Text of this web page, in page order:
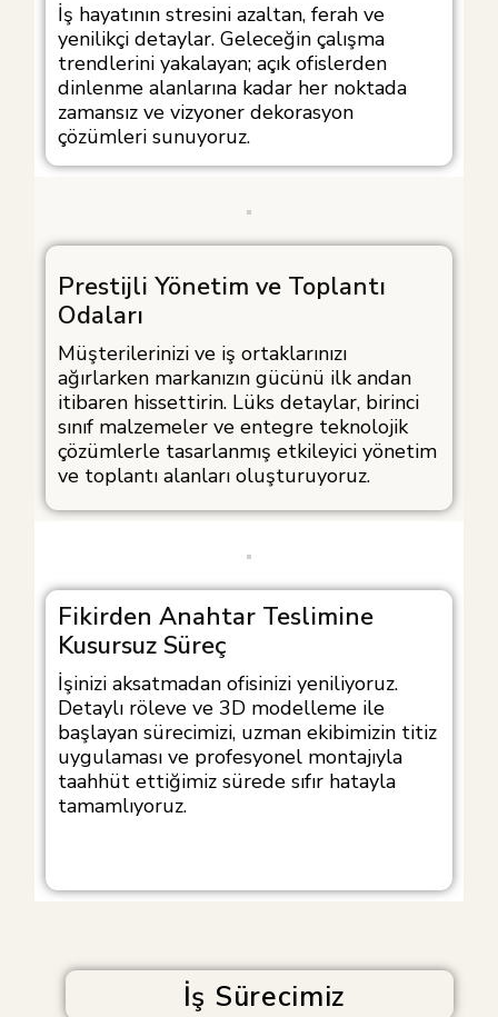
İş hayatının stresini azaltan, ferah ve
yenilikçi detaylar. Geleceğin çalışma
trendlerini yakalayan; açık ofislerden
dinlenme alanlarına kadar her noktada
zamansız ve vizyoner dekorasyon
çözümleri sunuyoruz.
Prestijli Yönetim ve Toplantı
Odaları
Müşterilerinizi ve iş ortaklarınızı
ağırlarken markanızın gücünü ilk andan
itibaren hissettirin. Lüks detaylar, birinci
sınıf malzemeler ve entegre teknolojik
çözümlerle tasarlanmış etkileyici yönetim
ve toplantı alanları oluşturuyoruz.
Fikirden Anahtar Teslimine
Kusursuz Süreç
İşinizi aksatmadan ofisinizi yeniliyoruz.
Detaylı röleve ve 3D modelleme ile
başlayan sürecimizi, uzman ekibimizin titiz
uygulaması ve profesyonel montajıyla
taahhüt ettiğimiz sürede sıfır hatayla
tamamlıyoruz.
İş Sürecimiz